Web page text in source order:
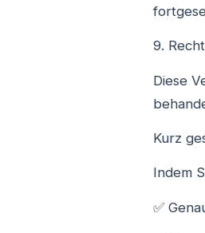
9.
Diese
Kurz
Indem
✅